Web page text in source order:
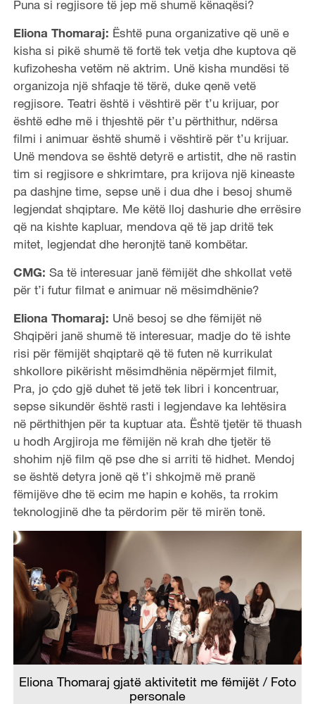
Puna si regjisore të jep më shumë kënaqësi?
Eliona Thomaraj: Është puna organizative që unë e
kisha si pikë shumë të fortë tek vetja dhe kuptova që
kufizohesha vetëm në aktrim. Unë kisha mundësi të
organizoja një shfaqje të tërë, duke qenë vetë
regjisore. Teatri është i vështirë për t’u krijuar, por
është edhe më i thjeshtë për t’u përthithur, ndërsa
filmi i animuar është shumë i vështirë për t’u krijuar.
Unë mendova se është detyrë e artistit, dhe në rastin
tim si regjisore e shkrimtare, pra krijova një kineaste
pa dashjne time, sepse unë i dua dhe i besoj shumë
legjendat shqiptare. Me këtë lloj dashurie dhe errësire
që na kishte kapluar, mendova që të jap dritë tek
mitet, legjendat dhe heronjtë tanë kombëtar.
CMG: Sa të interesuar janë fëmijët dhe shkollat vetë
për t’i futur filmat e animuar në mësimdhënie?
Eliona Thomaraj: Unë besoj se dhe fëmijët në
Shqipëri janë shumë të interesuar, madje do të ishte
risi për fëmijët shqiptarë që të futen në kurrikulat
shkollore pikërisht mësimdhënia nëpërmjet filmit,
Pra, jo çdo gjë duhet të jetë tek libri i koncentruar,
sepse sikundër është rasti i legjendave ka lehtësira
në përthithjen për ta kuptuar ata. Është tjetër të thuash
u hodh Argjiroja me fëmijën në krah dhe tjetër të
shohim një film që pse dhe si arriti të hidhet. Mendoj
se është detyra jonë që t’i shkojmë më pranë
fëmijëve dhe të ecim me hapin e kohës, ta rrokim
teknologjinë dhe ta përdorim për të mirën tonë.
Eliona Thomaraj gjatë aktivitetit me fëmijët / Foto
personale